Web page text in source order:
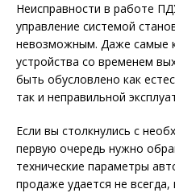
Неисправности в работе
управление системой
невозможным. Даже самые
устройства со временем
быть обусловлено как
так и неправильной
Если вы столкнулись с
первую очередь нужно
технические параметры
продаже удается не